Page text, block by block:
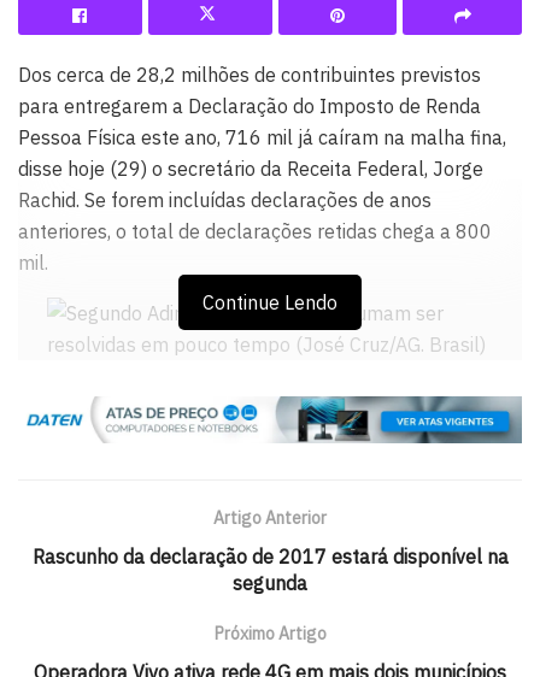
Dos cerca de 28,2 milhões de contribuintes previstos
para entregarem a Declaração do Imposto de Renda
Pessoa Física este ano, 716 mil já caíram na malha fina,
disse hoje (29) o secretário da Receita Federal, Jorge
Rachid. Se forem incluídas declarações de anos
anteriores, o total de declarações retidas chega a 800
mil.
em pouco tempo (José Cruz/AG. Brasil)
da Receita Federal (e-CAC) para verificar pendências e
erros no documento. O contribuinte que não tiver a
declaração liberada poderá corrigir os dados por meio de
uma declaração retificadora.
Continue Lendo
Artigo Anterior
Rascunho da declaração de 2017 estará disponível na
segunda
Próximo Artigo
Operadora Vivo ativa rede 4G em mais dois municípios